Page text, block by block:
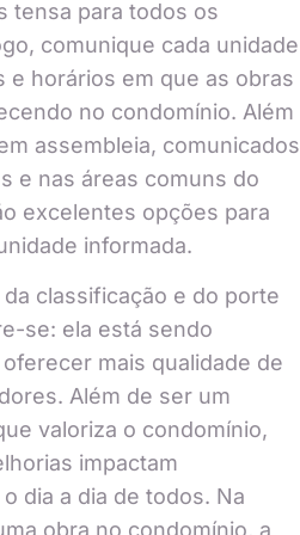
tensa para todos os
comunique cada unidade
e horários em que as obras
no condomínio. Além
assembleia, comunicados
e nas áreas comuns do
excelentes opções para
informada.
classificação e do porte
se: ela está sendo
mais qualidade de
Além de ser um
valoriza o condomínio,
impactam
dia a dia de todos. Na
obra no condomínio, a